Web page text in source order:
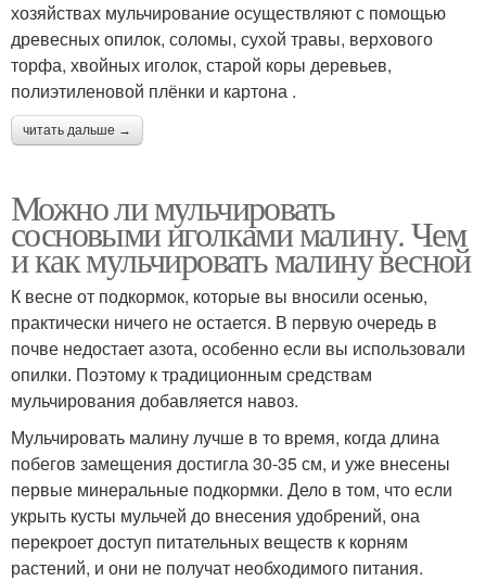
хозяйствах мульчирование осуществляют с помощью
древесных опилок, соломы, сухой травы, верхового
торфа, хвойных иголок, старой коры деревьев,
полиэтиленовой плёнки и картона .
читать дальше →
Можно ли мульчировать
сосновыми иголками малину. Чем
и как мульчировать малину весной
К весне от подкормок, которые вы вносили осенью,
практически ничего не остается. В первую очередь в
почве недостает азота, особенно если вы использовали
опилки. Поэтому к традиционным средствам
мульчирования добавляется навоз.
Мульчировать малину лучше в то время, когда длина
побегов замещения достигла 30-35 см, и уже внесены
первые минеральные подкормки. Дело в том, что если
укрыть кусты мульчей до внесения удобрений, она
перекроет доступ питательных веществ к корням
растений, и они не получат необходимого питания.